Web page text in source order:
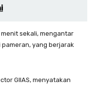
sekali, mengantar
yang berjarak
GIIAS, menyatakan